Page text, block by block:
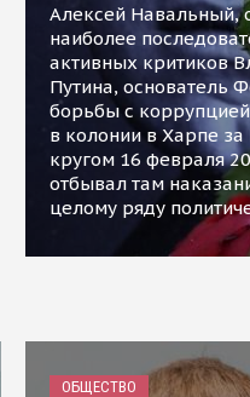
Алексей Навальный,
наиболее
активных критиков
Путина, основатель
борьбы с
в колонии в Харпе
кругом 16 февраля
отбывал там
целому ряду
ОБЩЕСТВО